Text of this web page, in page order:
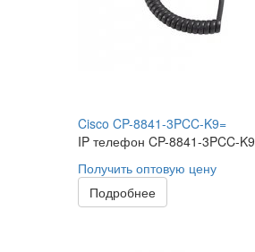
Cisco CP-8841-3PCC-K9=
IP телефон CP-8841-3PCC-
Получить оптовую цену
Подробнее